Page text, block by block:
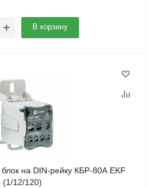
В корзину
на DIN-рейку КБР-80А EKF
(1/12/120)